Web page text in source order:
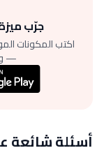
جرّب
اكتب المكونات
—
أسئلة شائعة